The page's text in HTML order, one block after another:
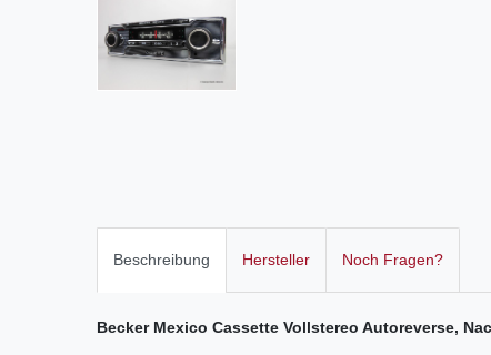
Beschreibung Hersteller Noch Fragen?
Becker Mexico Cassette Vollstereo Autoreverse,